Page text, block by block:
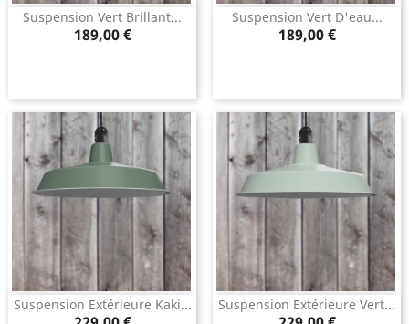
Suspension Vert Brillant...
Prix
189,00 €
Suspension Vert D'eau...
Prix
189,00 €
Suspension Extérieure Kaki... Suspension Extérieure Vert...